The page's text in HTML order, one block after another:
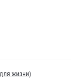
жизни)